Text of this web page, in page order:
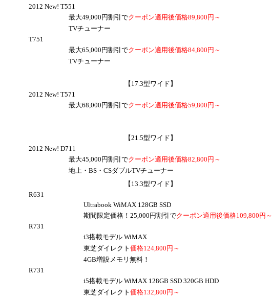
2012 New! T551
最大49,000円割引でクーポン適用後価格89,800円～
TVチューナー
T751
最大65,000円割引でクーポン適用後価格84,800円～
TVチューナー
【17.3型ワイド】
2012 New! T571
最大68,000円割引でクーポン適用後価格59,800円～
【21.5型ワイド】
2012 New! D711
最大45,000円割引でクーポン適用後価格82,800円～
地上・BS・CSダブルTVチューナー
【13.3型ワイド】
R631
Ultrabook WiMAX 128GB SSD
期間限定価格！25,000円割引でクーポン適用後価格109,800円～
R731
i3搭載モデル WiMAX
東芝ダイレクト 価格124,800円～
4GB増設メモリ無料！
R731
i5搭載モデル WiMAX 128GB SSD 320GB HDD
東芝ダイレクト 価格132,800円～